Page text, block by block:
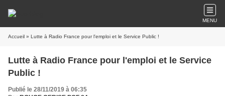
MENU
Accueil » Lutte à Radio France pour l'emploi et le Service Public !
Lutte à Radio France pour l'emploi et le Service
Public !
Publié le 28/11/2019 à 06:35